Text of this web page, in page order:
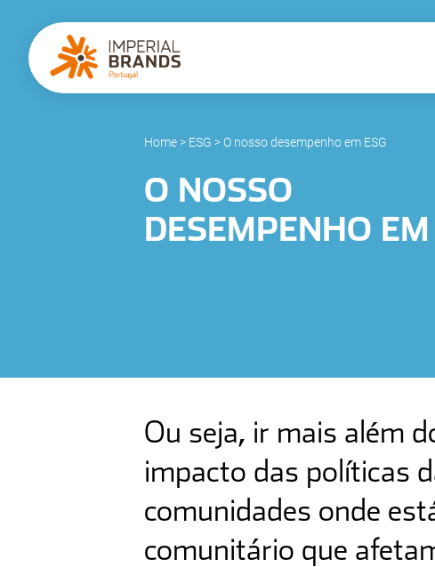
Home> ESG > O nosso desempenho em ESG
O NOSSO
DESEMPENHO EM
Ou seja, ir mais além
impacto das políticas
comunidades onde
comunitário que